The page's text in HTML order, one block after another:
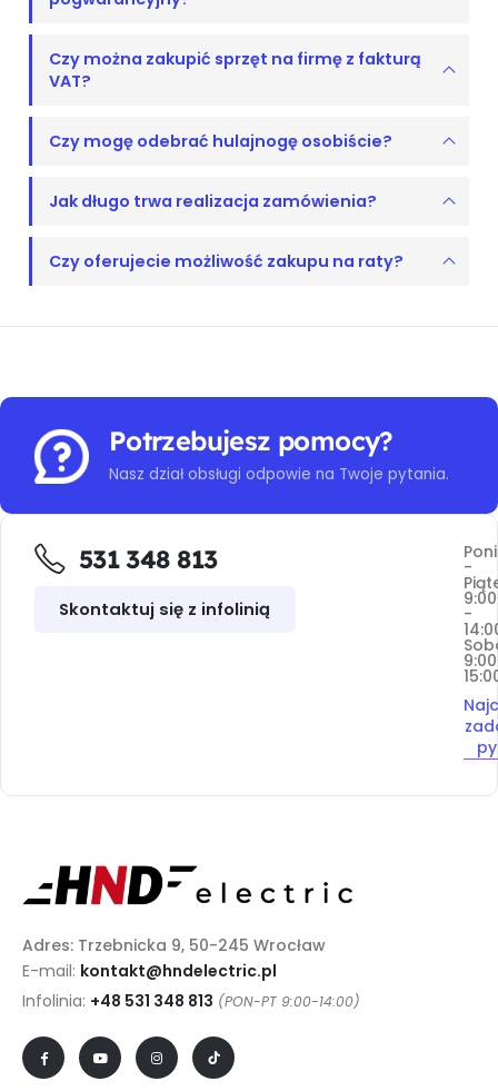
Czy można zakupić sprzęt na firmę z fakturą
VAT?
Czy mogę odebrać hulajnogę osobiście?
Jak długo trwa realizacja zamówienia?
Czy oferujecie możliwość zakupu na raty?
Potrzebujesz pomocy?
Nasz dział obsługi odpowie na Twoje pytania.
531 348 813
Skontaktuj się z infolinią
-
9:00
-
Adres: Trzebnicka 9, 50-245 Wrocław
E-mail: kontakt@hndelectric.pl
Infolinia: +48 531 348 813 (PON-PT 9:00-14:00)